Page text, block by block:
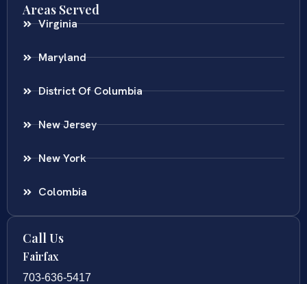
Areas Served
Virginia
Maryland
District Of Columbia
New Jersey
New York
Colombia
Call Us
Fairfax
703-636-5417